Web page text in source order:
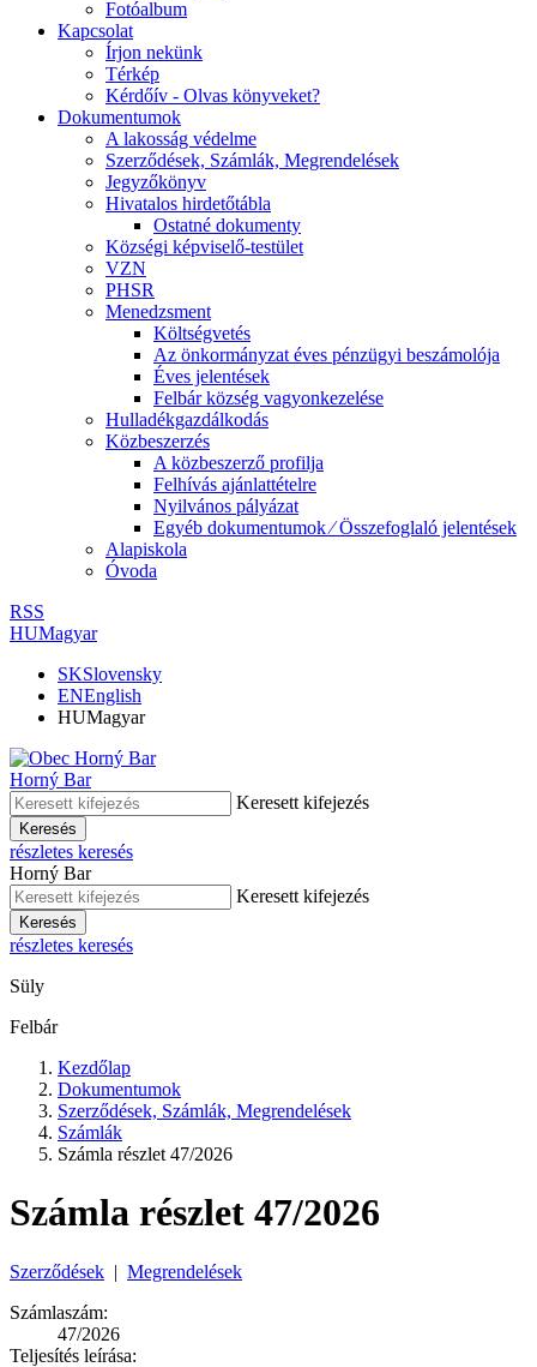
Fotóalbum
Kapcsolat
Írjon nekünk
Térkép
Kérdőív - Olvas könyveket?
Dokumentumok
A lakosság védelme
Szerződések, Számlák, Megrendelések
Jegyzőkönyv
Hivatalos hirdetőtábla
Ostatné dokumenty
Községi képviselő-testület
VZN
PHSR
Menedzsment
Költségvetés
Az önkormányzat éves pénzügyi beszámolója
Éves jelentések
Felbár község vagyonkezelése
Hulladékgazdálkodás
Közbeszerzés
A közbeszerző profilja
Felhívás ajánlattételre
Nyilvános pályázat
Egyéb dokumentumok ⁄ Összefoglaló jelentések
Alapiskola
Óvoda
RSS
HUMagyar
SKSlovensky
ENEnglish
HUMagyar
Horný Bar
Keresett kifejezés
Keresés
részletes keresés
Horný Bar
Keresett kifejezés
Keresés
részletes keresés
Süly
Felbár
Kezdőlap
Dokumentumok
Szerződések, Számlák, Megrendelések
Számlák
Számla részlet 47/2026
Számla részlet 47/2026
Szerződések | Megrendelések
Számlaszám:
47/2026
Teljesítés leírása: